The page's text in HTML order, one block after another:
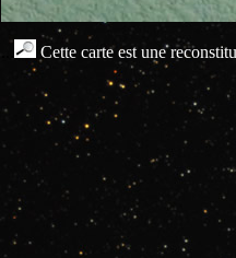
Cette carte est une